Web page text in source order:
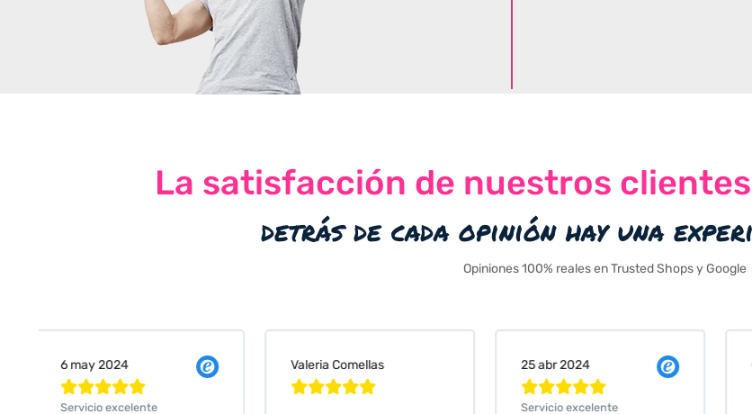
La satisfacción de nuestros
detrás de cada opinión hay una
Opiniones 100% reales en Trusted Shops y Google
Valeria Comellas

25 abr 2024

Cristina Martin Serrano
